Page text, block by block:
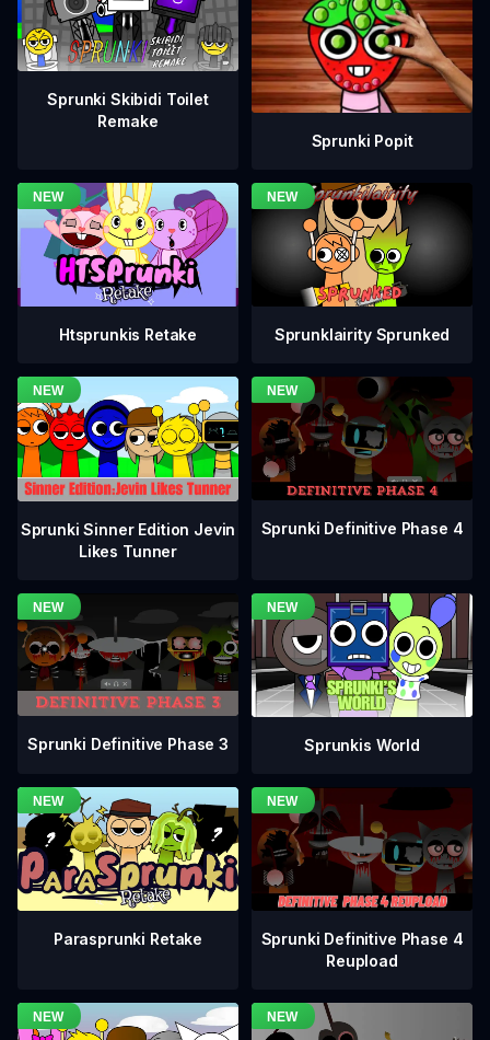
Sprunki Skibidi Toilet
Remake
Sprunki Popit
Htsprunkis Retake Sprunklairity Sprunked
Sprunki Sinner Edition Jevin
Likes Tunner
Sprunki Definitive Phase 4
Sprunki Definitive Phase 3 Sprunkis World
Parasprunki Retake
Sprunki Definitive Phase 4
Reupload